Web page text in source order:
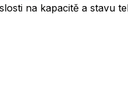
na kapacitě a stavu